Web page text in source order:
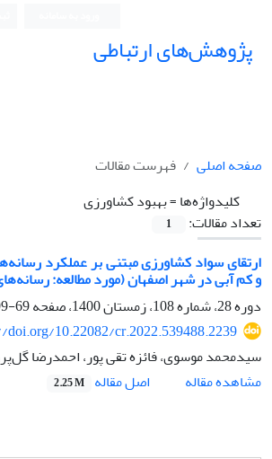
پژوهش‌های ارتباطی
صفحه اصلی
فهرست مقالات
کلیدواژه‌ها =بهبود کشاورزی‌
تعداد مقالات:
1
ارتقای سواد کشاورزی مبتنی بر عملکرد
و کم آبی در شهر اصفهان (مورد مطالعه:
دوره 28، شماره 108، زمستان 1400، صفحه
69-99
10.22082/cr.2022.539488.2239
سیدمحمد موسوی، فائزه تقی پور، احمدرضا
مشاهده مقاله
اصل مقاله 2.25 M